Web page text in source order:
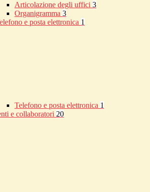
Articolazione degli uffici 3
Organigramma 3
e posta elettronica 1
Telefono e posta elettronica 1
e collaboratori 20